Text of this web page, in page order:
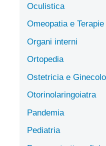
Oculistica
Omeopatia e
Organi interni
Ortopedia
Ostetricia e
Otorinolaringoiatra
Pandemia
Pediatria